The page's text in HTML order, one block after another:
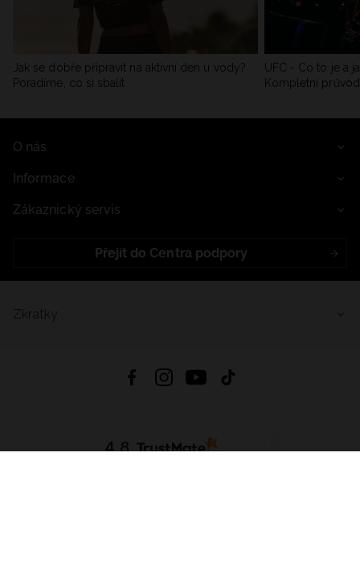
Jak se dobře připravit na aktivní den u vody?
Poradíme, co si sbalit
UFC - Co to je a
Kompletní
O nás
Informace
Zákaznický servis
Přejít do Centra podpory
4.8